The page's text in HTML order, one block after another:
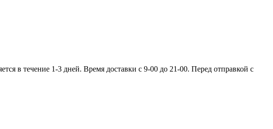
в течение 1-3 дней. Время доставки с 9-00 до 21-00. Перед отправкой с